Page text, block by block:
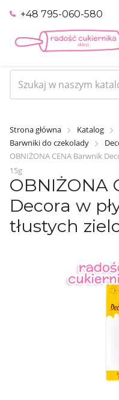
+48 795-060-580
Strona główna Katalog
Barwniki do czekolady
OBNIŻONA CENA Barwnik
15g
OBNIŻONA
Decora w
tłustych